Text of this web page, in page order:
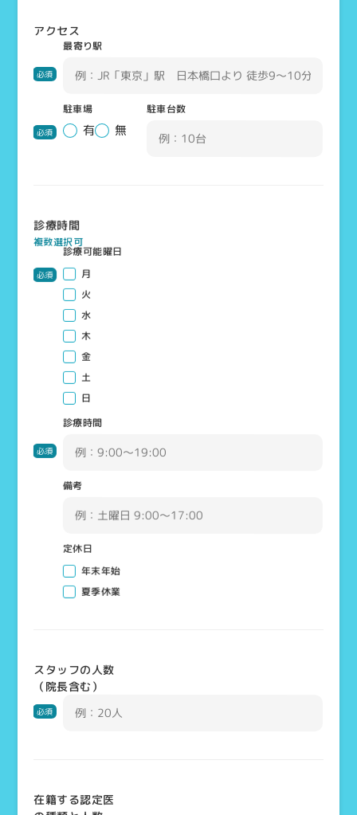
アクセス
最寄り駅
必須
駐車場
必須 有 無
駐車台数
診療時間
複数選択可
診療可能曜日
必須
月
火
水
木
金
土
日
診療時間
必須
備考
定休日
年末年始
夏季休業
スタッフの人数
（院長含む）
必須
在籍する認定医